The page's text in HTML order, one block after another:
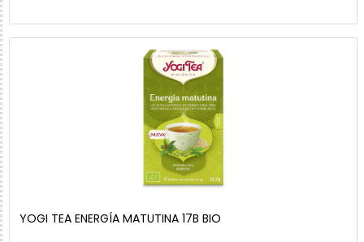
YOGI TEA ENERGÍA MATUTINA 17B BIO